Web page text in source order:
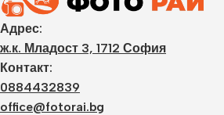
Адрес:
ж.к. Младост 3, 1712 София
Контакт:
0884432839
office@fotorai.bg